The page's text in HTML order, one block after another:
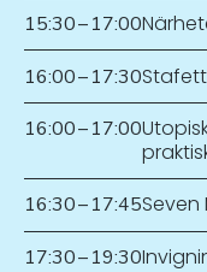
15:30–17:00
16:00–17:30
16:00–17:00
16:30–17:45Seven
17:30–19:30